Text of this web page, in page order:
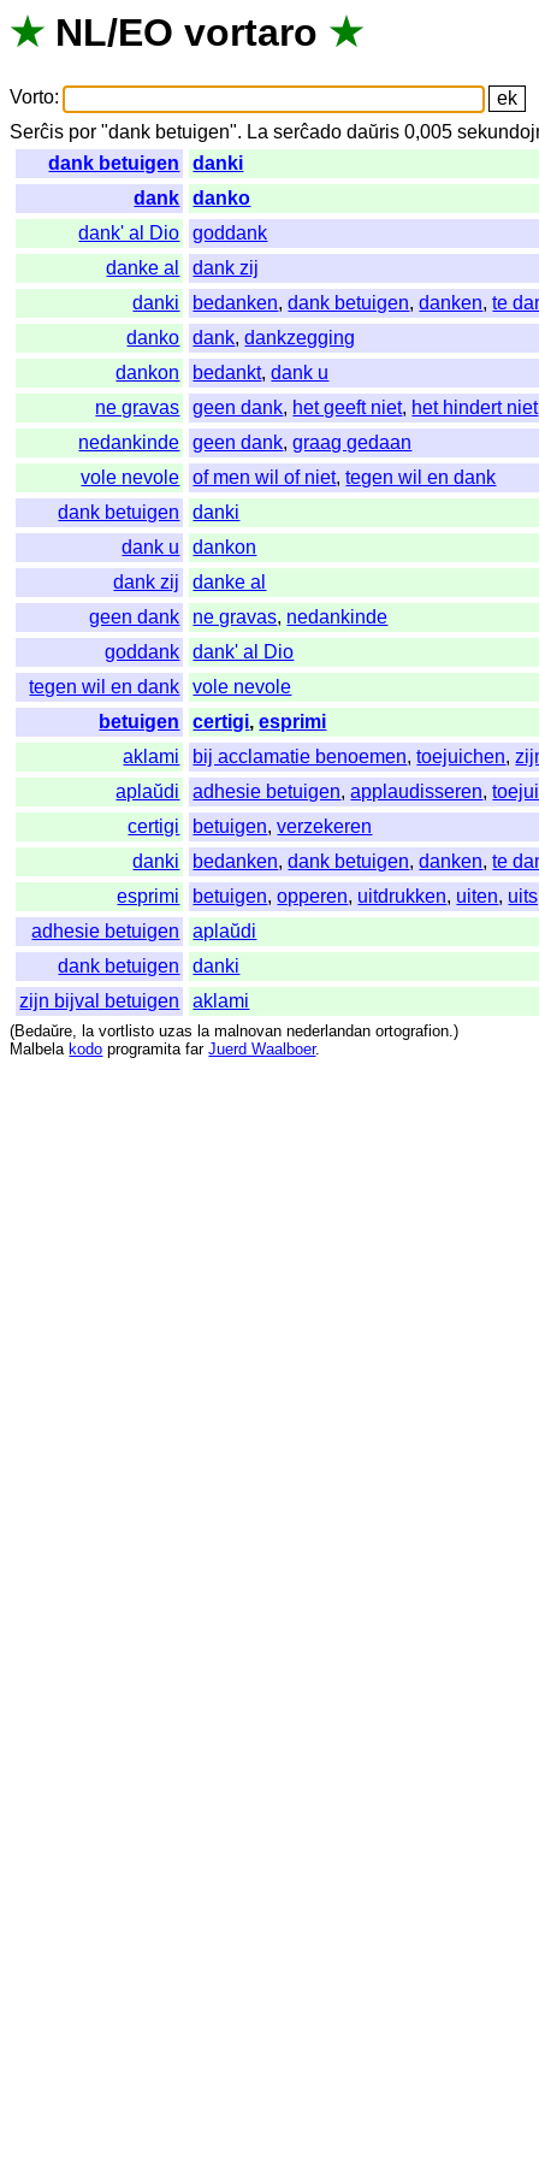
★ NL/EO vortaro ★
Vorto:
Serĉis por "dank betuigen". La serĉado daŭris 0,005
dank betuigen
danki
dank
danko
dank' al Dio
goddank
danke al
dank zij
danki
bedanken,dank betuigen,danken,te
danko
dank,dankzegging
dankon
bedankt,dank u
ne gravas
geen dank, het geeft niet, het hindert niet
nedankinde
geen dank,graag gedaan
vole nevole
of men wil of niet,tegen wil en dank
dank betuigen
danki
dank u
dankon
dank zij
danke al
geen dank
ne gravas, nedankinde
goddank
dank' al Dio
tegen wil en dank
vole nevole
betuigen
certigi,esprimi
aklami
bij acclamatie benoemen,toejuichen,
aplaŭdi
adhesie betuigen,applaudisseren,
certigi
betuigen,verzekeren
danki
bedanken,dank betuigen,danken,te
esprimi
betuigen,opperen, uitdrukken, uiten,
adhesie betuigen
aplaŭdi
dank betuigen
danki
zijn bijval betuigen
aklami
(Bedaŭre, la vortlisto uzas la malnovan nederlandan ortografion.)
Malbela kodo programita far Juerd Waalboer.